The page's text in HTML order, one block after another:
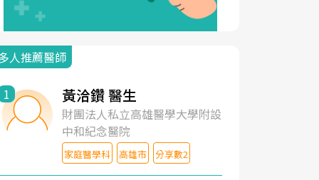
人推薦醫師
1 黃洽鑽 醫生
財團法人私立高雄醫學大學附設
中和紀念醫院
家庭醫學科 高雄市 分享數2